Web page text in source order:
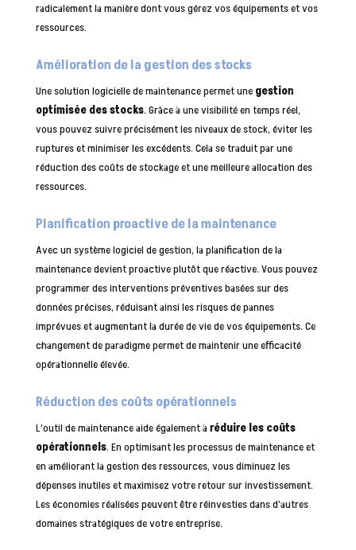
radicalement la manière dont vous gérez vos équipements et vos
ressources.
Amélioration de la gestion des stocks
Une solution logicielle de maintenance permet une gestion
optimisée des stocks. Grâce à une visibilité en temps réel,
vous pouvez suivre précisément les niveaux de stock, éviter les
ruptures et minimiser les excédents. Cela se traduit par une
réduction des coûts de stockage et une meilleure allocation des
ressources.
Planification proactive de la maintenance
Avec un système logiciel de gestion, la planification de la
maintenance devient proactive plutôt que réactive. Vous pouvez
programmer des interventions préventives basées sur des
données précises, réduisant ainsi les risques de pannes
imprévues et augmentant la durée de vie de vos équipements. Ce
changement de paradigme permet de maintenir une efficacité
opérationnelle élevée.
Réduction des coûts opérationnels
L’outil de maintenance aide également à réduire les coûts
opérationnels. En optimisant les processus de maintenance et
en améliorant la gestion des ressources, vous diminuez les
dépenses inutiles et maximisez votre retour sur investissement.
Les économies réalisées peuvent être réinvesties dans d’autres
domaines stratégiques de votre entreprise.